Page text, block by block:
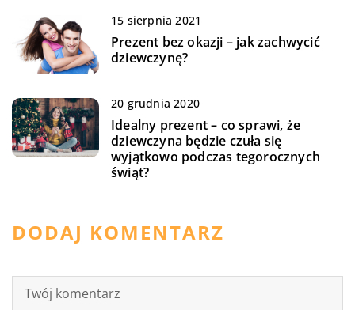
15 sierpnia 2021
Prezent bez okazji – jak zachwycić
dziewczynę?
20 grudnia 2020
Idealny prezent – co sprawi, że
dziewczyna będzie czuła się
wyjątkowo podczas tegorocznych
świąt?
DODAJ KOMENTARZ